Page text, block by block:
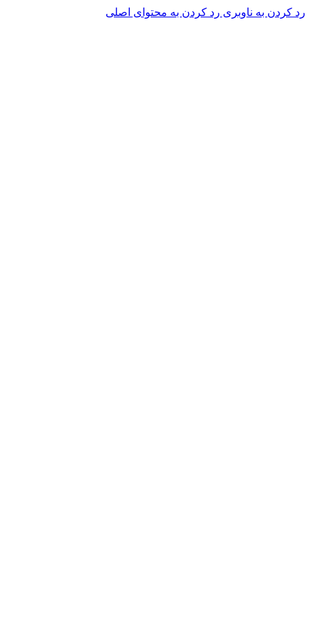
رد کردن به ناوبری رد کردن به محتوای اصلی